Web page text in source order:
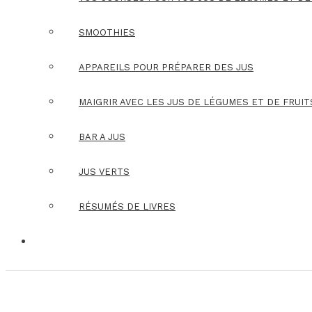
SMOOTHIES
APPAREILS POUR PRÉPARER DES JUS
MAIGRIR AVEC LES JUS DE LÉGUMES ET DE
BAR A JUS
JUS VERTS
RÉSUMÉS DE LIVRES